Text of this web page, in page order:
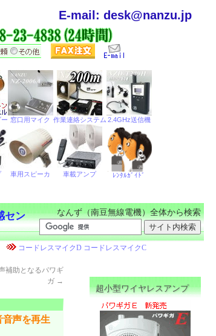
E-mail: desk@nanzu.jp
セン
なんず（南豆無線電機）全体から検索
補助となるパワギ
ガ →
音声を再生
超小型ワイヤレスアンプ